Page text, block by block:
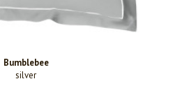
Bumblebee
silver